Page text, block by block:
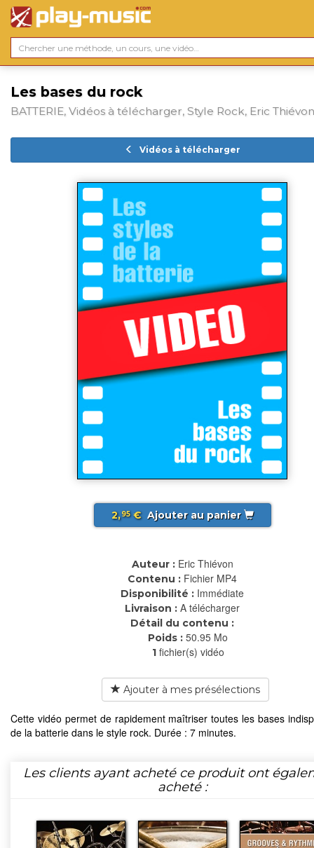
Les bases du rock
BATTERIE, Vidéos à télécharger, Style Rock, Eric Thiévon
Vidéos à télécharger
2,95€ Ajouter au panier
Auteur : Eric Thiévon
Contenu : Fichier MP4
Disponibilité : Immédiate
Livraison : A télécharger
Détail du contenu :
Poids : 50.95 Mo
1 fichier(s) vidéo
Ajouter à mes présélections
Cette vidéo permet de rapidement maîtriser toutes les bases
de la batterie dans le style rock. Durée : 7 minutes.
Les clients ayant acheté ce produit ont
acheté :